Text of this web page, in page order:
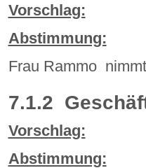
Vorschlag:
Abstimmung:
Frau Rammo
7.1.2
Vorschlag:
Abstimmung: